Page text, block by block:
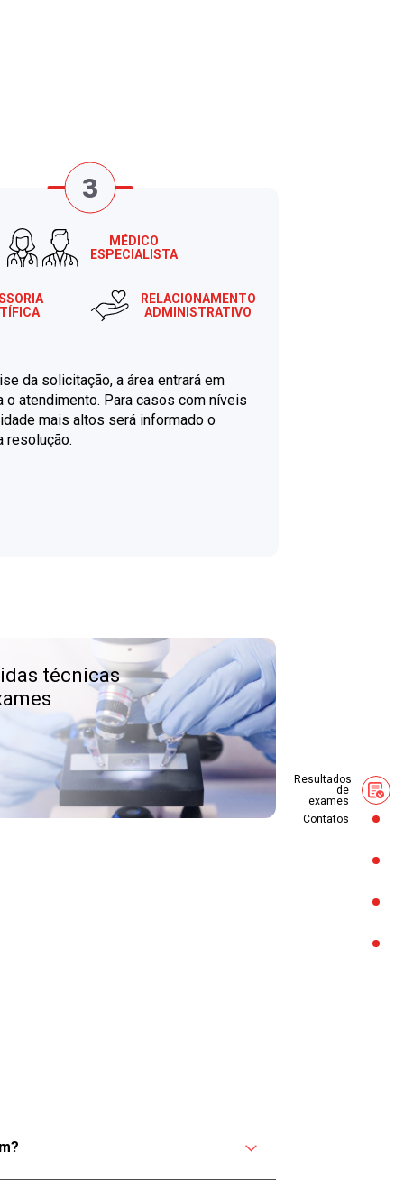
MÉDICO
ESPECIALISTA
RELACIONAMENTO
ADMINISTRATIVO
da solicitação, a área entrará em
o atendimento. Para casos com níveis
mais altos será informado o
resolução.
técnicas
Resultados
de
exames
Contatos